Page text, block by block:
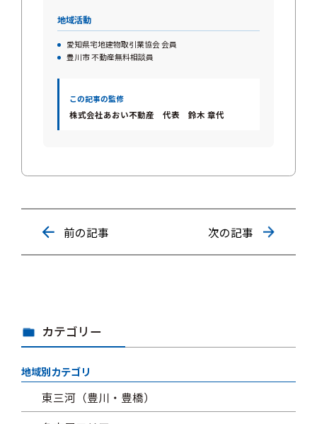
地域活動
愛知県宅地建物取引業協会 会員
豊川市 不動産無料相談員
この記事の監修
株式会社あおい不動産 代表 鈴木 章代
前の記事 次の記事
カテゴリー
地域別カテゴリ
東三河（豊川・豊橋）